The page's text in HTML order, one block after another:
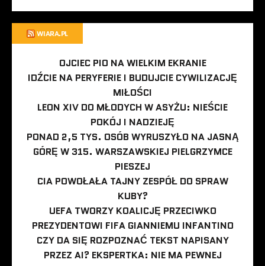
WIARA.PL
OJCIEC PIO NA WIELKIM EKRANIE
IDŹCIE NA PERYFERIE I BUDUJCIE CYWILIZACJĘ
MIŁOŚCI
LEON XIV DO MŁODYCH W ASYŻU: NIEŚCIE
POKÓJ I NADZIEJĘ
PONAD 2,5 TYS. OSÓB WYRUSZYŁO NA JASNĄ
GÓRĘ W 315. WARSZAWSKIEJ PIELGRZYMCE
PIESZEJ
CIA POWOŁAŁA TAJNY ZESPÓŁ DO SPRAW
KUBY?
UEFA TWORZY KOALICJĘ PRZECIWKO
PREZYDENTOWI FIFA GIANNIEMU INFANTINO
CZY DA SIĘ ROZPOZNAĆ TEKST NAPISANY
PRZEZ AI? EKSPERTKA: NIE MA PEWNEJ